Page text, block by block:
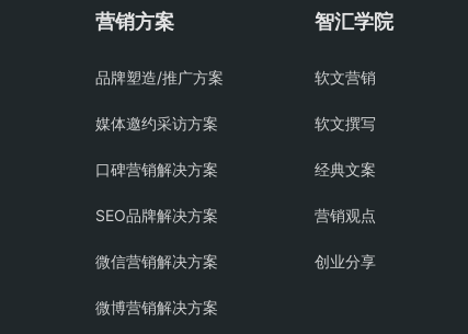
营销方案
品牌塑造/推广方案
媒体邀约采访方案
口碑营销解决方案
SEO品牌解决方案
微信营销解决方案
微博营销解决方案
智汇学院
软文营销
软文撰写
经典文案
营销观点
创业分享